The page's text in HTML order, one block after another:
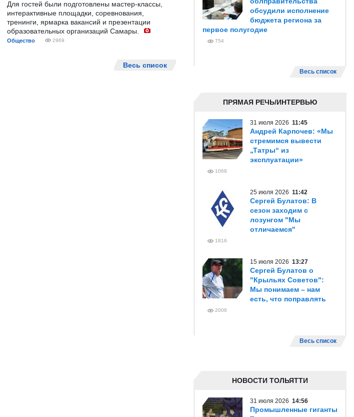
Для гостей были подготовлены мастер-классы,
интерактивные площадки, соревнования,
тренинги, ярмарка вакансий и презентации
образовательных организаций Самары.
Общество 2969
Весь список
обсудили исполнение
бюджета региона за
первое полугодие
754
Весь список
ПРЯМАЯ РЕЧЬ/ИНТЕРВЬЮ
31 июля 2026 11:45
Андрей Карпочев: «Мы
стремимся вывести
„Татры“ из
эксплуатации»
1068
25 июля 2026 11:42
Сергей Булатов: В
сезон заходим с
лозунгом "Мы
отличаемся"
1816
15 июля 2026 13:27
Сергей Булатов о
"Крыльях Советов":
Мы понимаем – нам
есть, что поправлять
2006
Весь список
НОВОСТИ ТОЛЬЯТТИ
31 июля 2026 14:56
Промышленные гиганты